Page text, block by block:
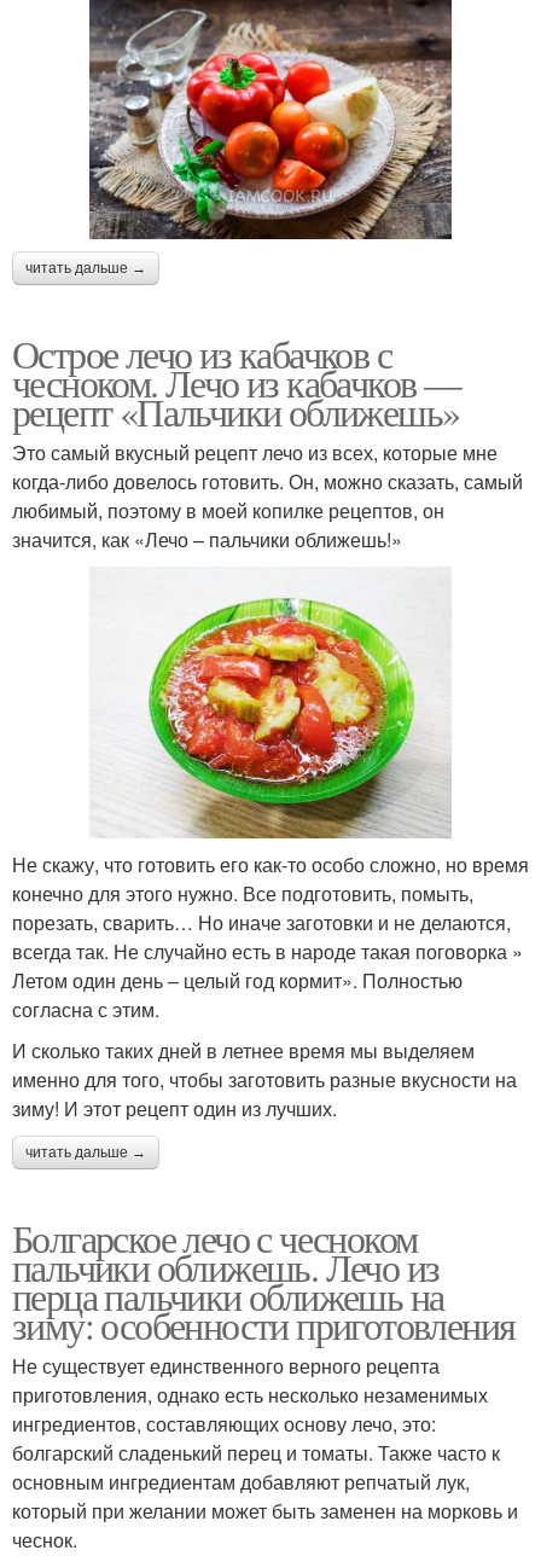
читать дальше →
Острое лечо из кабачков с
чесноком. Лечо из кабачков —
рецепт «Пальчики оближешь»
Это самый вкусный рецепт лечо из всех, которые мне
когда-либо довелось готовить. Он, можно сказать, самый
любимый, поэтому в моей копилке рецептов, он
значится, как «Лечо – пальчики оближешь!»
Не скажу, что готовить его как-то особо сложно, но время
конечно для этого нужно. Все подготовить, помыть,
порезать, сварить… Но иначе заготовки и не делаются,
всегда так. Не случайно есть в народе такая поговорка »
Летом один день – целый год кормит». Полностью
согласна с этим.
И сколько таких дней в летнее время мы выделяем
именно для того, чтобы заготовить разные вкусности на
зиму! И этот рецепт один из лучших.
читать дальше →
Болгарское лечо с чесноком
пальчики оближешь. Лечо из
перца пальчики оближешь на
зиму: особенности приготовления
Не существует единственного верного рецепта
приготовления, однако есть несколько незаменимых
ингредиентов, составляющих основу лечо, это:
болгарский сладенький перец и томаты. Также часто к
основным ингредиентам добавляют репчатый лук,
который при желании может быть заменен на морковь и
чеснок.